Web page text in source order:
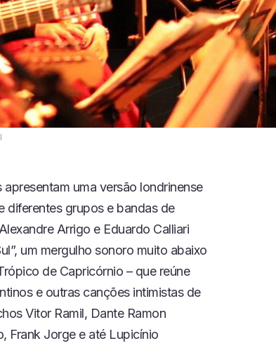
uma versão londrinense
diferentes grupos e bandas de
Arrigo e Eduardo Calliari
um mergulho sonoro muito abaixo
de Capricórnio – que reúne
e outras canções intimistas de
Vitor Ramil, Dante Ramon
Frank Jorge e até Lupicínio